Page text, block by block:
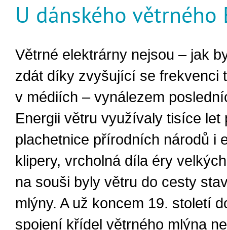
U dánského větrného
Větrné elektrárny nejsou – jak
zdát díky zvyšující se frekvenci
v médiích – vynálezem
Energii větru využívaly tisíce let
plachetnice přírodních národů i
klipery, vrcholná díla éry
na souši byly větru do cesty
mlýny. A už koncem 19. století
spojení křídel větrného mlýna